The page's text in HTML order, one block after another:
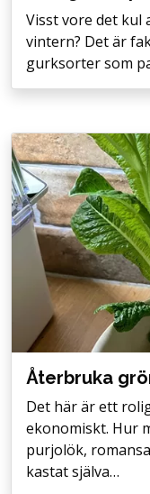
Visst vore det kul
vintern? Det är
gurksorter som
Återbruka
Det här är ett
ekonomiskt. Hur
purjolök,
kastat själva…